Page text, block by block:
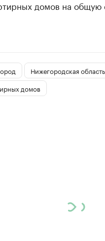
домов на
Нижегородская область
домов